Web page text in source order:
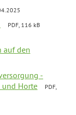
PDF, 116 kB
auf den
-
und Horte
PDF,